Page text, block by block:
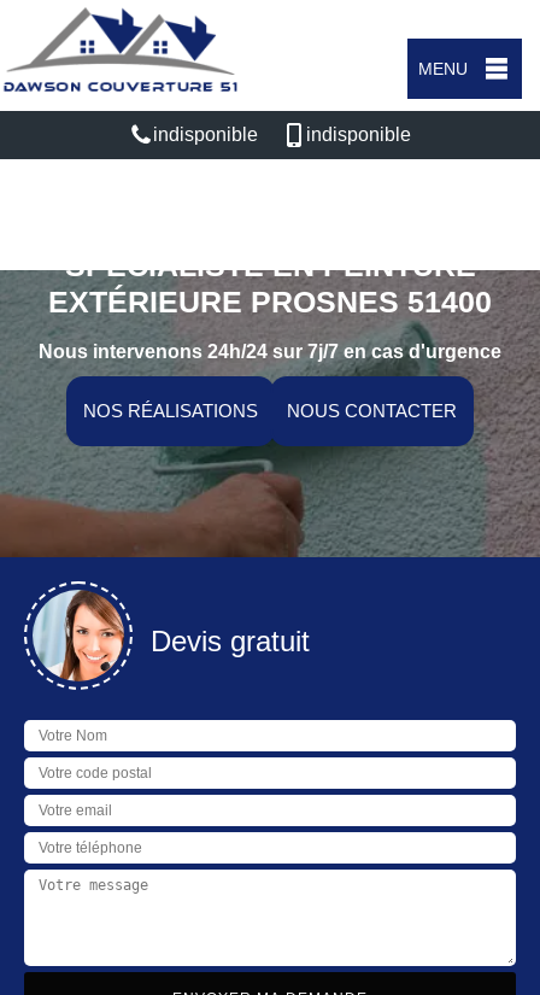
MENU
indisponible indisponible
SPÉCIALISTE EN PEINTURE
EXTÉRIEURE PROSNES 51400
Nous intervenons 24h/24 sur 7j/7 en cas d'urgence
NOS RÉALISATIONS NOUS CONTACTER
Devis gratuit